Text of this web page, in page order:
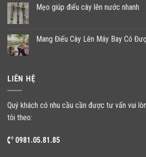
Mẹo giúp điếu cày lên nước nhanh
Mang Điếu Cày Lên Máy Bay Có
LIÊN HỆ
Quý khách có nhu cầu cần được tư vấn vui
tôi theo:
0981.05.81.85